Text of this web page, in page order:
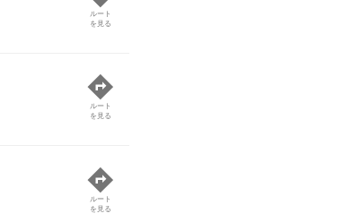
ルート
を見る
ルート
を見る
ルート
を見る